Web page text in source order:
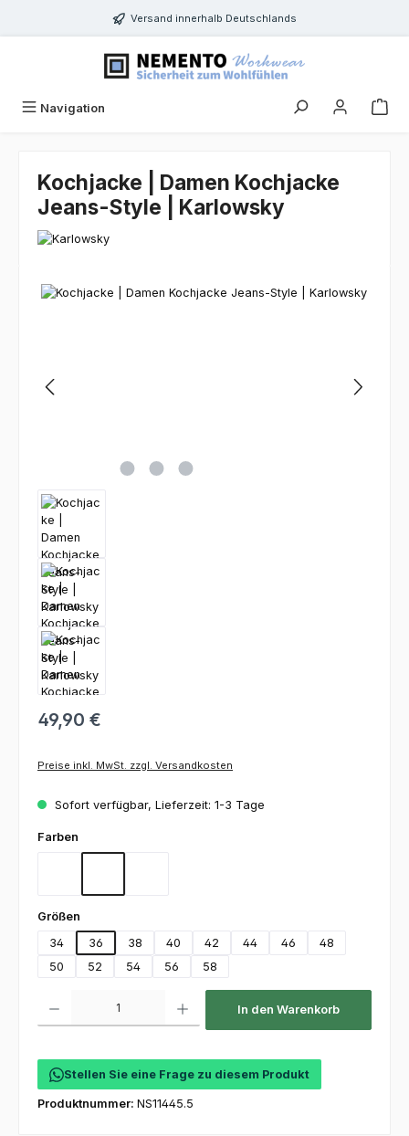
Zum Hauptinhalt springenVersand innerhalb Deutschlands
Navigation
Kochjacke | Damen Kochjacke
Jeans-Style | Karlowsky
Bildergalerie überspringen
49,90 €
Preise inkl. MwSt. zzgl. Versandkosten
Sofort verfügbar, Lieferzeit: 1-3 Tage
Farben
Größen
34
36 38 40 42 44 46
48
50
52 54 56 58
In den Warenkorb
Stellen Sie eine Frage zu diesem Produkt
Produktnummer: NS11445.5